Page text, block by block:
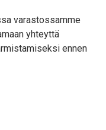
varastossamme
yhteyttä
ennen